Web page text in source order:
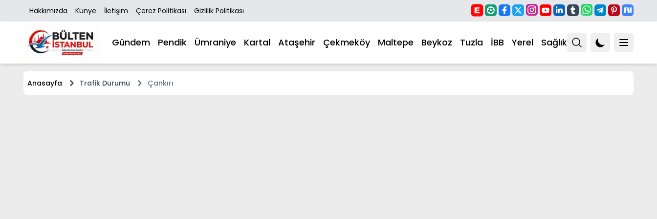
Hakkımızda Künye İletişim Çerez Politikası Gizlilik Politikası
Gündem Pendik Ümraniye Kartal Ataşehir Çekmeköy Maltepe Beykoz Tuzla İBB Yerel Sağlık
Anasayfa Trafik Durumu Çankırı